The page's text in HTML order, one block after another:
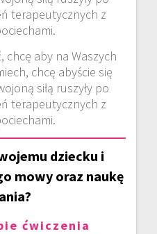
terapeutycznych z
chcę aby na Waszych
chcę abyście się
siłą ruszyły po
terapeutycznych z
dziecku i
mowy oraz naukę
ćwiczenia